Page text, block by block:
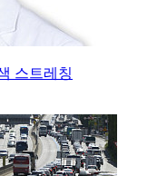
스트레칭